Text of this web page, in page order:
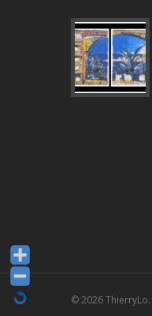
© 2026 ThierryLo.